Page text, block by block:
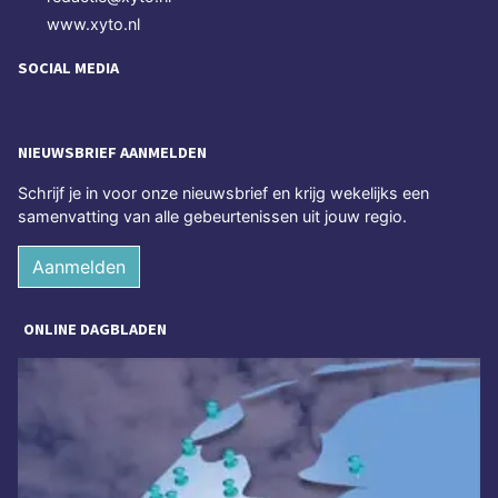
www.xyto.nl
SOCIAL MEDIA
NIEUWSBRIEF AANMELDEN
Schrijf je in voor onze nieuwsbrief en krijg wekelijks een
samenvatting van alle gebeurtenissen uit jouw regio.
Aanmelden
ONLINE DAGBLADEN